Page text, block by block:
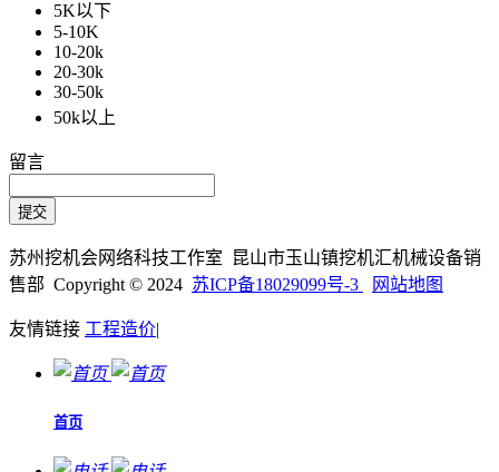
5K以下
5-10K
10-20k
20-30k
30-50k
50k以上
留言
苏州挖机会网络科技工作室 昆山市玉山镇挖机汇机械设备销
售部 Copyright © 2024 苏ICP备18029099号-3 网站地图
友情链接 工程造价|
首页